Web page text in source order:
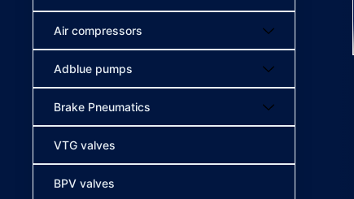
Air compressors
Adblue pumps
Brake Pneumatics
VTG valves
BPV valves